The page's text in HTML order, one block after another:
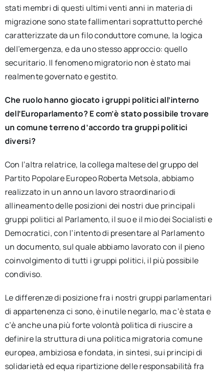
stati membri di questi ultimi venti anni in materia di
migrazione sono state fallimentari soprattutto perché
caratterizzate da un filo conduttore comune, la logica
dell’emergenza, e da uno stesso approccio: quello
securitario. Il fenomeno migratorio non è stato mai
realmente governato e gestito.
Che ruolo hanno giocato i gruppi politici all’interno
dell’Europarlamento? E com’è stato possibile trovare
un comune terreno d’accordo tra gruppi politici
diversi?
Con l’altra relatrice, la collega maltese del gruppo del
Partito Popolare Europeo Roberta Metsola, abbiamo
realizzato in un anno un lavoro straordinario di
allineamento delle posizioni dei nostri due principali
gruppi politici al Parlamento, il suo e il mio dei Socialisti e
Democratici, con l’intento di presentare al Parlamento
un documento, sul quale abbiamo lavorato con il pieno
coinvolgimento di tutti i gruppi politici, il più possibile
condiviso.
Le differenze di posizione fra i nostri gruppi parlamentari
di appartenenza ci sono, è inutile negarlo, ma c’è stata e
c’è anche una più forte volontà politica di riuscire a
definire la struttura di una politica migratoria comune
europea, ambiziosa e fondata, in sintesi, sui principi di
solidarietà ed equa ripartizione delle responsabilità fra